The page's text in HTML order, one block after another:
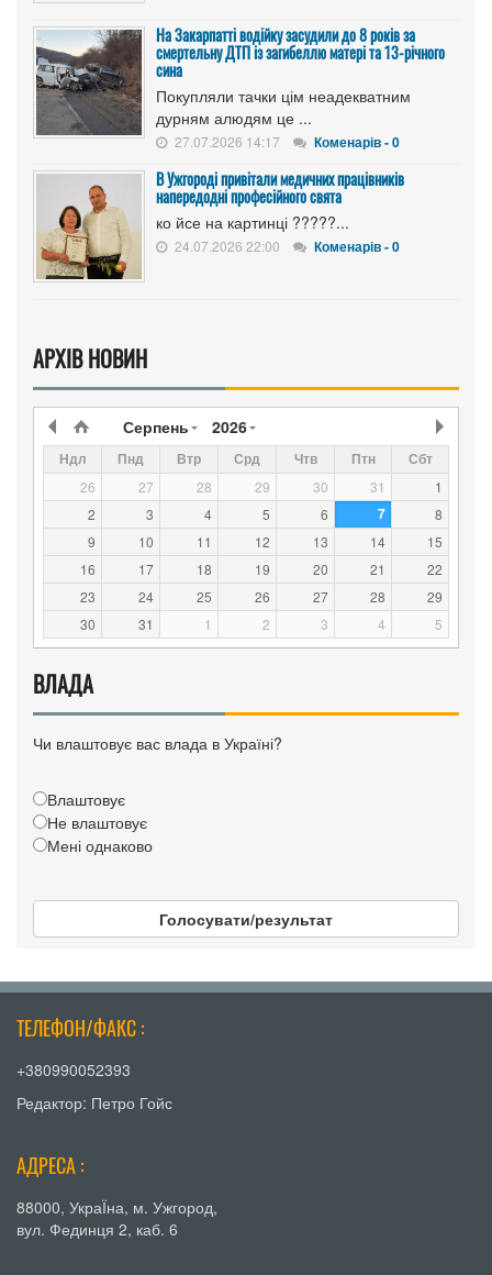
На Закарпатті водійку засудили до 8 років за
смертельну ДТП із загибеллю матері та 13-річного
сина
Покупляли тачки цім неадекватним
дурням алюдям це ...
27.07.2026 14:17 Коменарів - 0
В Ужгороді привітали медичних працівників
напередодні професійного свята
ко йсе на картинці ?????...
24.07.2026 22:00 Коменарів - 0
АРХІВ НОВИН
Серпень 2026
Ндл Пнд Втр Срд Чтв Птн Сбт
26 27 28 29 30 31
1
2
3 4 5 6 7
8
9
10 11 12 13 14
15
16
17 18 19 20 21
22
23
24 25 26 27 28
29
30
31 1 2 3 4 5
ВЛАДА
Чи влаштовує вас влада в Україні?
Влаштовує
Не влаштовує
Мені однаково
Голосувати/результат
ТЕЛЕФОН/ФАКС :
+380990052393
Редактор: Петро Гойс
АДРЕСА :
88000, УкраЇна, м. Ужгород,
вул. Фединця 2, каб. 6